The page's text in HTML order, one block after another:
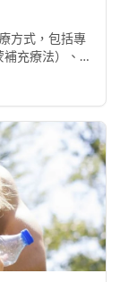
方式，包括專
充療法）、